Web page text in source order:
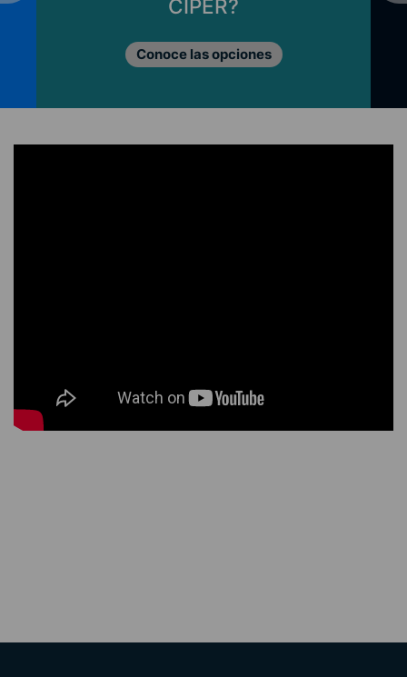
CIPER?
Conoce las opciones